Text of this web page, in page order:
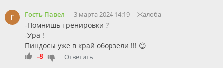
Г Гость Павел 3 марта 2024 14:19 Жалоба
-Помнишь тренировки ?
-Ура !
Пиндосы уже в край оборзели !!! 😊
-8
Ответить